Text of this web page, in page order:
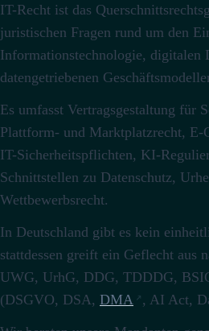
IT-Recht ist das
juristischen Fragen rund um den
Informationstechnologie, digitalen
datengetriebenen
Es umfasst Vertragsgestaltung für
Plattform- und Marktplatzrecht, E-
IT-Sicherheitspflichten, KI-
Schnittstellen zu Datenschutz,
Wettbewerbsrecht.
In Deutschland gibt es kein
stattdessen greift ein Geflecht aus
UWG, UrhG, DDG, TDDDG,
(DSGVO, DSA, DMA , AI Act,